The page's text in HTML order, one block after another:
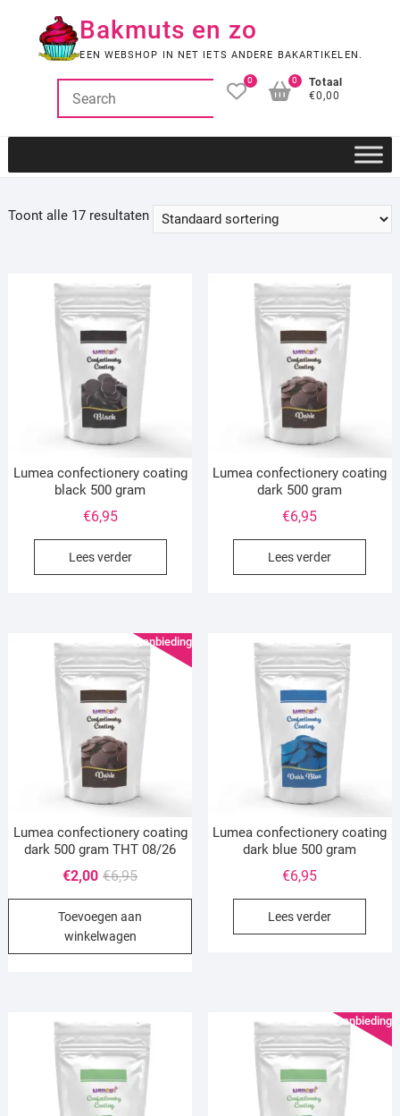
Bakmuts en zo
EEN WEBSHOP IN NET IETS ANDERE BAKARTIKELEN.
0
Totaal
€0,00
0
Toont alle 17 resultaten
Lumea confectionery coating
black 500 gram
€6,95
Lees verder
Lumea confectionery coating
dark 500 gram
€6,95
Lees verder
Aanbieding!
Lumea confectionery coating
dark 500 gram THT 08/26
€6,95Oorspronkelijke
prijs
was:
€2,00
Huidige
prijs
is:
Toevoegen aan
winkelwagen
Lumea confectionery coating
dark blue 500 gram
€6,95
Lees verder
Aanbieding!